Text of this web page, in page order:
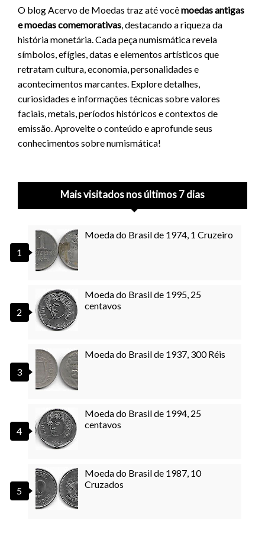
O blog Acervo de Moedas traz até vocêmoedas antigas
e moedas comemorativas, destacando a riqueza da
história monetária. Cada peça numismática revela
símbolos, efígies, datas e elementos artísticos que
retratam cultura, economia, personalidades e
acontecimentos marcantes. Explore detalhes,
curiosidades e informações técnicas sobre valores
faciais, metais, períodos históricos e contextos de
emissão. Aproveite o conteúdo e aprofunde seus
conhecimentos sobre numismática!
Mais visitados nos últimos 7 dias
Moeda do Brasil de 1974, 1 Cruzeiro
Moeda do Brasil de 1995, 25
centavos
Moeda do Brasil de 1937, 300 Réis
Moeda do Brasil de 1994, 25
centavos
Moeda do Brasil de 1987, 10
Cruzados